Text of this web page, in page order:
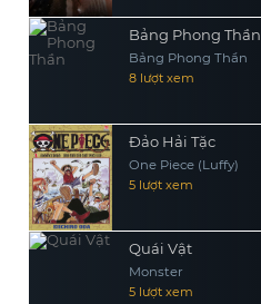
Bảng Phong Thần
Bảng Phong Thần
8 lượt xem
Đảo Hải Tặc
One Piece (Luffy)
5 lượt xem
Quái Vật
Monster
5 lượt xem